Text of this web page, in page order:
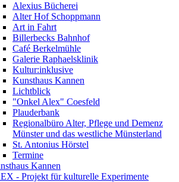
Alexius Bücherei
Alter Hof Schoppmann
Art in Fahrt
Billerbecks Bahnhof
Café Berkelmühle
Galerie Raphaelsklinik
Kultur:inklusive
Kunsthaus Kannen
Lichtblick
"Onkel Alex" Coesfeld
Plauderbank
Regionalbüro Alter, Pflege und Demenz
Münster und das westliche Münsterland
St. Antonius Hörstel
Termine
Kannen
- Projekt für kulturelle Experimente